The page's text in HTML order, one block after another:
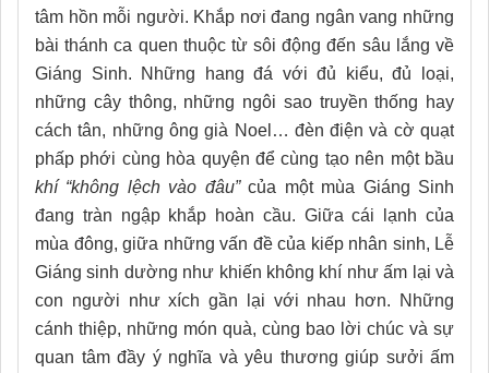
tâm hồn mỗi người. Khắp nơi đang ngân vang những
bài thánh ca quen thuộc từ sôi động đến sâu lắng về
Giáng Sinh. Những hang đá với đủ kiểu, đủ loại,
những cây thông, những ngôi sao truyền thống hay
cách tân, những ông già Noel… đèn điện và cờ quạt
phấp phới cùng hòa quyện để cùng tạo nên một bầu
khí “không lệch vào đâu”của một mùa Giáng Sinh
đang tràn ngập khắp hoàn cầu. Giữa cái lạnh của
mùa đông, giữa những vấn đề của kiếp nhân sinh, Lễ
Giáng sinh dường như khiến không khí như ấm lại và
con người như xích gần lại với nhau hơn. Những
cánh thiệp, những món quà, cùng bao lời chúc và sự
quan tâm đầy ý nghĩa và yêu thương giúp sưởi ấm